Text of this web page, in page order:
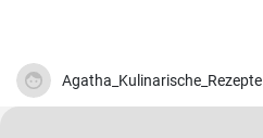
Agatha_Kulinarische_Rezepte